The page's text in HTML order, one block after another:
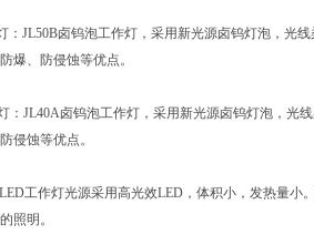
： JL50B卤钨泡工作灯，采用新光源卤钨灯泡，光
爆、防侵蚀等优点。
： JL40A卤钨泡工作灯，采用新光源卤钨灯泡，光
侵蚀等优点。
LED工作灯光源采用高光效LED，体积小，发热量小
照明。